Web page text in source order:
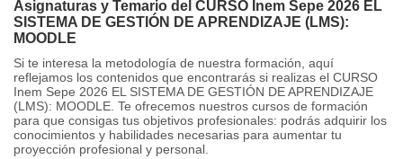
Asignaturas y Temario del CURSO Inem Sepe 2026 EL
SISTEMA DE GESTIÓN DE APRENDIZAJE (LMS):
MOODLE
Si te interesa la metodología de nuestra formación, aquí
reflejamos los contenidos que encontrarás si realizas el CURSO
Inem Sepe 2026 EL SISTEMA DE GESTIÓN DE APRENDIZAJE
(LMS): MOODLE. Te ofrecemos nuestros cursos de formación
para que consigas tus objetivos profesionales: podrás adquirir los
conocimientos y habilidades necesarias para aumentar tu
proyección profesional y personal.